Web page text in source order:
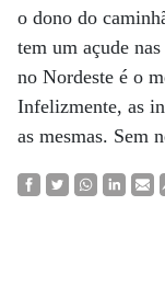
o dono do
tem um açude
no Nordeste é o
Infelizmente, as
as mesmas. Sem